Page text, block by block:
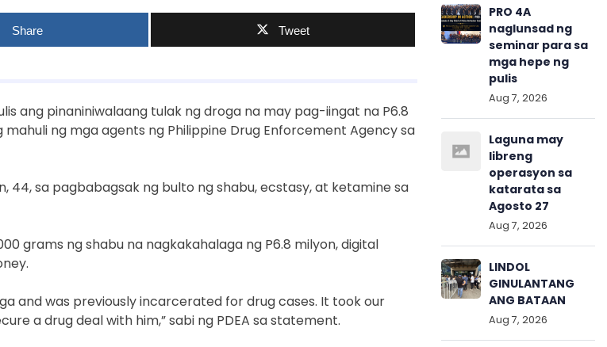
Share Tweet
ang pinaniniwalaang tulak ng droga na may pag-iingat na P6.8
mahuli ng mga agents ng Philippine Drug Enforcement Agency sa
44, sa pagbabagsak ng bulto ng shabu, ecstasy, at ketamine sa
grams ng shabu na nagkakahalaga ng P6.8 milyon, digital
and was previously incarcerated for drug cases. It took our
a drug deal with him,” sabi ng PDEA sa statement.
PRO 4A
naglunsad ng
seminar para sa
mga hepe ng
pulis
Aug 7, 2026
Laguna may
libreng
operasyon sa
katarata sa
Agosto 27
Aug 7, 2026
LINDOL
GINULANTANG
ANG BATAAN
Aug 7, 2026